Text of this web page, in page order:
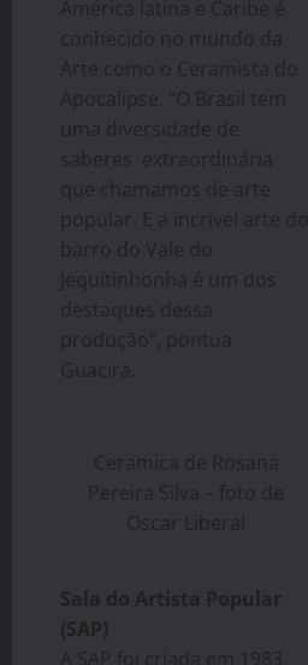
América latina e Caribe é
conhecido no mundo da
Arte como o Ceramista do
Apocalipse. “O Brasil tem
uma diversidade de
saberes extraordinária
que chamamos de arte
popular. E a incrível arte do
barro do Vale do
Jequitinhonha é um dos
destaques dessa
produção”, pontua
Guacira.
Ceramica de Rosana
Pereira Silva – foto de
Oscar Liberal
Sala do Artista Popular
(SAP)
A SAP foi criada em 1983,